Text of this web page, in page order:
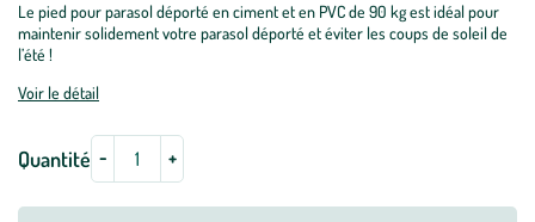
Le pied pour parasol déporté en ciment et en PVC de 90 kg est idéal pour
maintenir solidement votre parasol déporté et éviter les coups de soleil de
l’été !
Voir le détail
Quantité - +